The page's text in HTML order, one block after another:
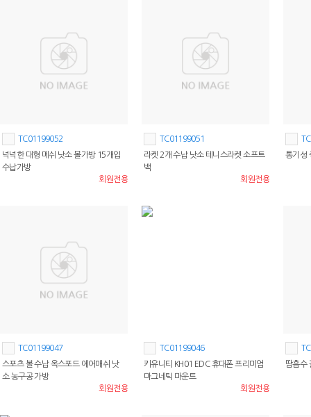
TC01199052
넉넉한 대형 메쉬 낫소 볼가방 15개입
수납가방
회원전용
TC01199051
라켓 2개 수납 낫소 테니스라켓 소프트
백
회원전용
통기성
TC01199047
스포츠 볼 수납 옥스포드 에어매쉬 낫
소 농구공 가방
회원전용
TC01199046
키유니티 KH01 EDC 휴대폰 프리미엄
마그네틱 마운트
회원전용
땀흡수